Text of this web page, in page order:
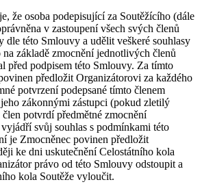
že osoba podepisující za Soutěžícího (dále
v zastoupení všech svých členů
dle této Smlouvy a udělit veškeré souhlasy
základě zmocnění jednotlivých členů
před podpisem této Smlouvy. Za tímto
předložit Organizátorovi za každého
potvrzení podepsané tímto členem
zákonnými zástupci (pokud zletilý
potvrdí předmětné zmocnění
svůj souhlas s podmínkami této
je Zmocněnec povinen předložit
ke dni uskutečnění Celostátního kola
právo od této Smlouvy odstoupit a
kola Soutěže vyloučit.